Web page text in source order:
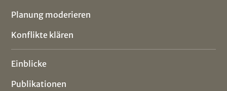
Planung moderieren
Konflikte klären
Einblicke
Publikationen